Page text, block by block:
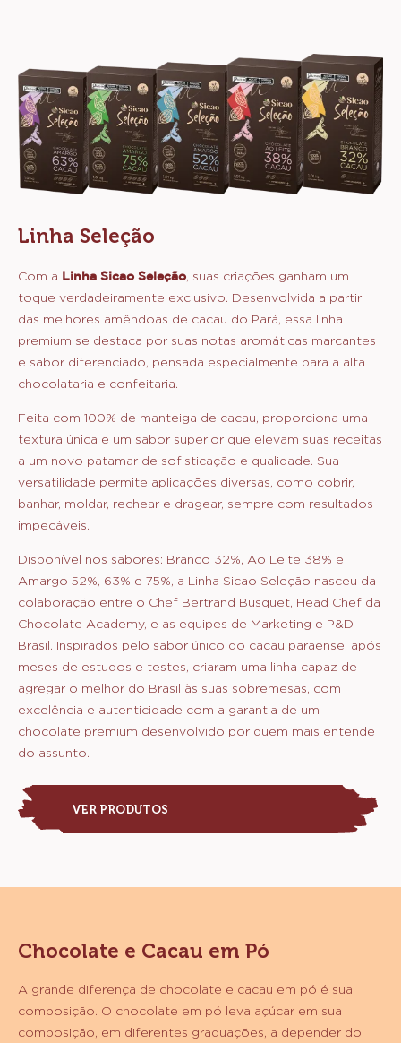
Linha Seleção
Com a Linha Sicao Seleção , suas criações ganham um
toque verdadeiramente exclusivo. Desenvolvida a partir
das melhores amêndoas de cacau do Pará, essa linha
premium se destaca por suas notas aromáticas marcantes
e sabor diferenciado, pensada especialmente para a alta
chocolataria e confeitaria.
Feita com 100% de manteiga de cacau, proporciona uma
textura única e um sabor superior que elevam suas receitas
a um novo patamar de sofisticação e qualidade. Sua
versatilidade permite aplicações diversas, como cobrir,
banhar, moldar, rechear e dragear, sempre com resultados
impecáveis.
Disponível nos sabores: Branco 32%, Ao Leite 38% e
Amargo 52%, 63% e 75%, a Linha Sicao Seleção nasceu da
colaboração entre o Chef Bertrand Busquet, Head Chef da
Chocolate Academy, e as equipes de Marketing e P&D
Brasil. Inspirados pelo sabor único do cacau paraense, após
meses de estudos e testes, criaram uma linha capaz de
agregar o melhor do Brasil às suas sobremesas, com
excelência e autenticidade com a garantia de um
chocolate premium desenvolvido por quem mais entende
do assunto.
VER PRODUTOS
Chocolate e Cacau em Pó
A grande diferença de chocolate e cacau em pó é sua
composição. O chocolate em pó leva açúcar em sua
composição, em diferentes graduações, a depender do